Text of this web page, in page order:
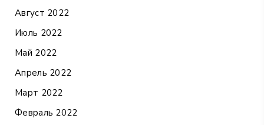
Август 2022
Июль 2022
Май 2022
Апрель 2022
Март 2022
Февраль 2022